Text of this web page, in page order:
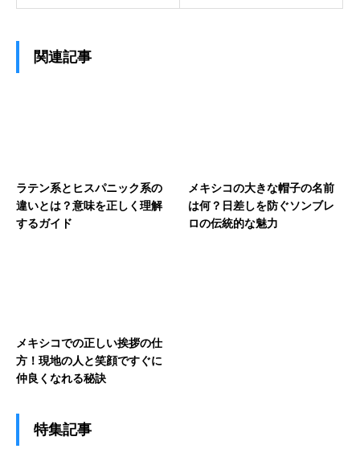
関連記事
ラテン系とヒスパニック系の
違いとは？意味を正しく理解
するガイド
メキシコの大きな帽子の名前
は何？日差しを防ぐソンブレ
ロの伝統的な魅力
メキシコでの正しい挨拶の仕
方！現地の人と笑顔ですぐに
仲良くなれる秘訣
特集記事